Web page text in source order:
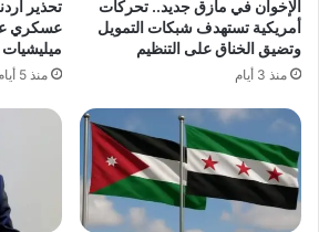
الإخوان في مأزق جديد.. تحركات
أمريكية تستهدف شبكات التمويل
وتضيق الخناق على التنظيم
منذ 3 أيام
تحذير
عسكري
ميليشيات
منذ 5 أيام